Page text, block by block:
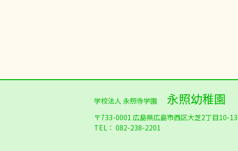
学校法人 永照寺学園 永照幼稚園
〒733-0001広島県広島市西区大芝2丁目10-13
TEL：082-238-2201